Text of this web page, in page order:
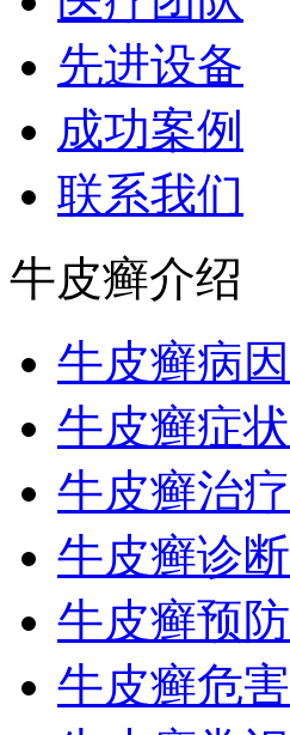
先进设备
成功案例
联系我们
牛皮癣介绍
牛皮癣病因
牛皮癣症状
牛皮癣治疗
牛皮癣诊断
牛皮癣预防
牛皮癣危害